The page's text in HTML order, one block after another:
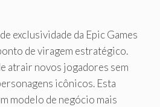
exclusividade da Epic Games
de viragem estratégico.
atrair novos jogadores sem
icônicos. Esta
modelo de negócio mais